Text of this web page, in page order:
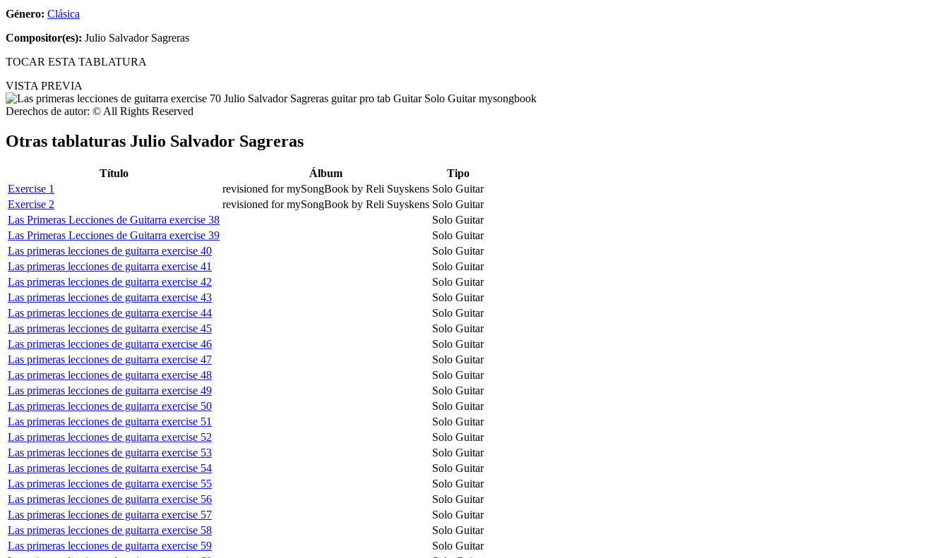
Género: Clásica
Compositor(es): Julio Salvador Sagreras
TOCAR ESTA TABLATURA
VISTA PREVIA
Derechos de autor: © All Rights Reserved
Otras tablaturas Julio Salvador Sagreras
Título Álbum
Tipo
Exercise 1
revisioned for mySongBook by Reli Suyskens Solo Guitar
Exercise 2
revisioned for mySongBook by Reli Suyskens Solo Guitar
Las Primeras Lecciones de Guitarra exercise 38
Solo Guitar
Las Primeras Lecciones de Guitarra exercise 39
Solo Guitar
Las primeras lecciones de guitarra exercise 40
Solo Guitar
Las primeras lecciones de guitarra exercise 41
Solo Guitar
Las primeras lecciones de guitarra exercise 42
Solo Guitar
Las primeras lecciones de guitarra exercise 43
Solo Guitar
Las primeras lecciones de guitarra exercise 44
Solo Guitar
Las primeras lecciones de guitarra exercise 45
Solo Guitar
Las primeras lecciones de guitarra exercise 46
Solo Guitar
Las primeras lecciones de guitarra exercise 47
Solo Guitar
Las primeras lecciones de guitarra exercise 48
Solo Guitar
Las primeras lecciones de guitarra exercise 49
Solo Guitar
Las primeras lecciones de guitarra exercise 50
Solo Guitar
Las primeras lecciones de guitarra exercise 51
Solo Guitar
Las primeras lecciones de guitarra exercise 52
Solo Guitar
Las primeras lecciones de guitarra exercise 53
Solo Guitar
Las primeras lecciones de guitarra exercise 54
Solo Guitar
Las primeras lecciones de guitarra exercise 55
Solo Guitar
Las primeras lecciones de guitarra exercise 56
Solo Guitar
Las primeras lecciones de guitarra exercise 57
Solo Guitar
Las primeras lecciones de guitarra exercise 58
Solo Guitar
Las primeras lecciones de guitarra exercise 59
Solo Guitar